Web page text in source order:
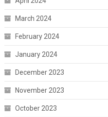
March 2024
February 2024
January 2024
December 2023
November 2023
October 2023